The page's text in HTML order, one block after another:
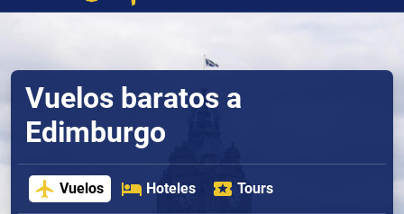
Vuelos baratos a
Edimburgo
Vuelos Hoteles Tours